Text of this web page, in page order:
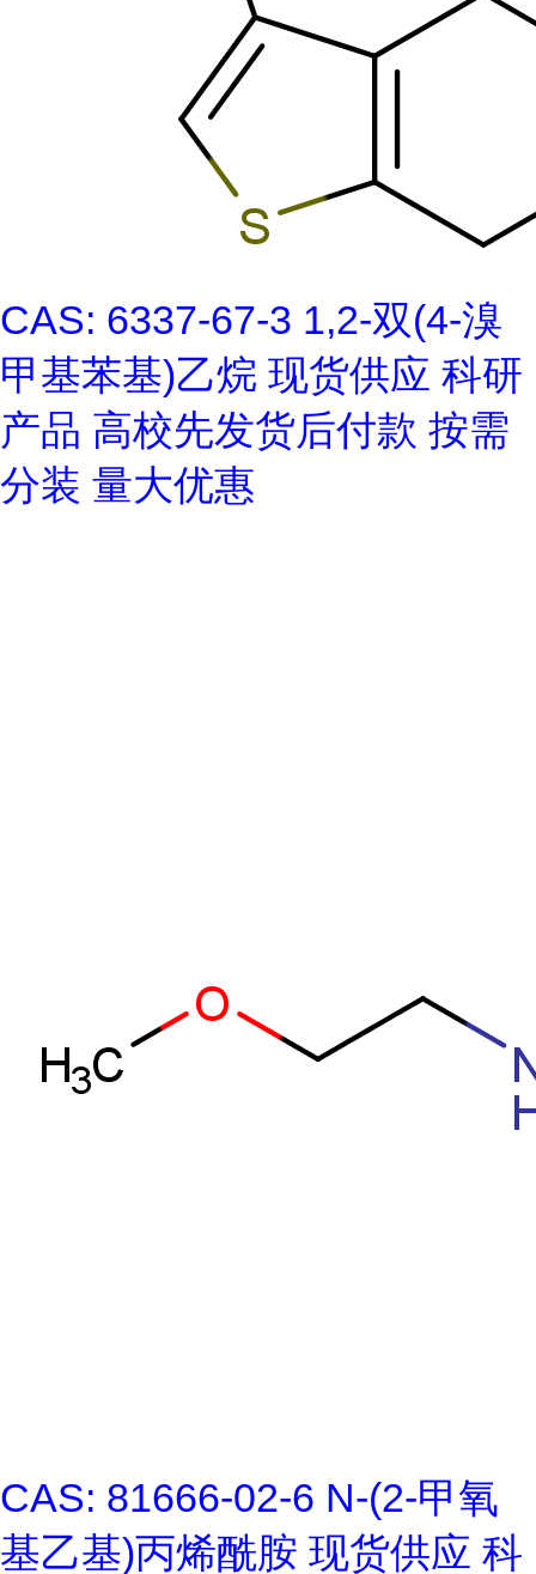
CAS: 6337-67-3 1,2-双(4-溴
甲基苯基)乙烷 现货供应 科研
产品 高校先发货后付款 按需
分装 量大优惠
CAS: 81666-02-6 N-(2-甲氧
基乙基)丙烯酰胺 现货供应 科